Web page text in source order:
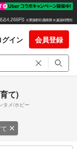
グイン 会員登録
て)
タメ/ホビー